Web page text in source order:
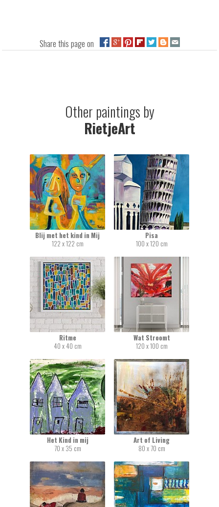
Share this page on
Other paintings by
RietjeArt
Blij met het kind in Mij
122 x 122 cm
Pisa
100 x 120 cm
Ritme
40 x 40 cm
Wat Stroomt
120 x 100 cm
Het Kind in mij
70 x 35 cm
Art of Living
80 x 70 cm